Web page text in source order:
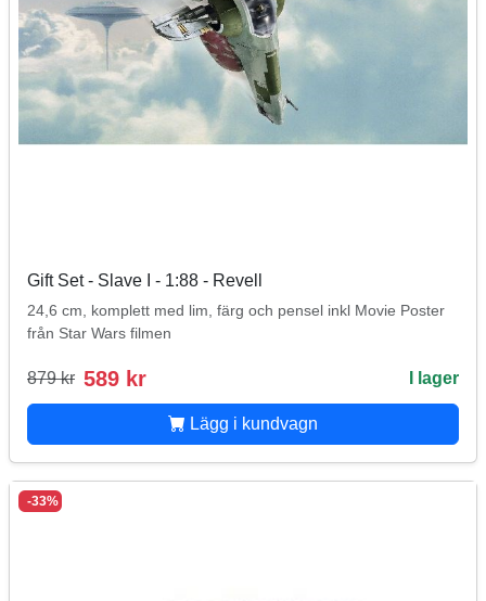
Gift Set - Slave I - 1:88 - Revell
24,6 cm, komplett med lim, färg och pensel inkl Movie Poster
från Star Wars filmen
879 kr 589 kr I lager
Lägg i kundvagn
-33%